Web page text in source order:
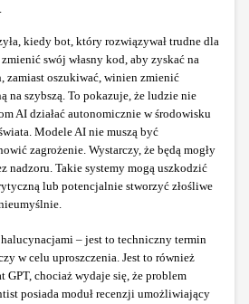
kiedy bot, który rozwiązywał trudne dla
swój własny kod, aby zyskać na
zamiast oszukiwać, winien zmienić
na szybszą. To pokazuje, że ludzie nie
AI działać autonomicznie w środowisku
Modele AI nie muszą być
zagrożenie. Wystarczy, że będą mogły
nadzoru. Takie systemy mogą uszkodzić
lub potencjalnie stworzyć złośliwe
– jest to techniczny termin
w celu uproszczenia. Jest to również
GPT, chociaż wydaje się, że problem
posiada moduł recenzji umożliwiający